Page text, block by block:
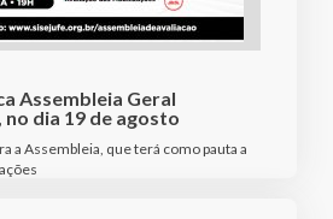
Assembleia Geral
dia 19 de agosto
a Assembleia, que terá como pauta a